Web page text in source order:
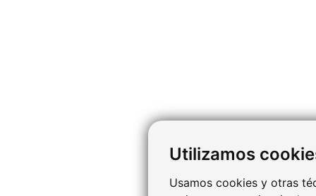
Utilizamos
Usamos cookies y otras